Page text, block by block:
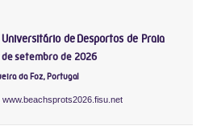
de Desportos de Praia
de setembro de 2026
da Foz, Portugal
www.beachsprots2026.fisu.net